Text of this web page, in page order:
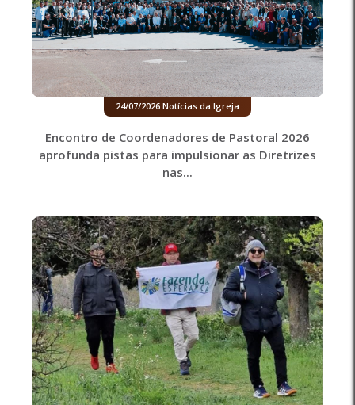
24/07/2026 Notícias da Igreja
Encontro de Coordenadores de Pastoral 2026
aprofunda pistas para impulsionar as Diretrizes
nas...